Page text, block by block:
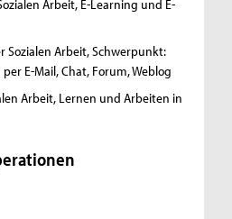
Arbeit, E-Learning und E-
Sozialen Arbeit,Schwerpunkt:
E-Mail, Chat, Forum, Weblog
Arbeit, Lernen und Arbeiten in